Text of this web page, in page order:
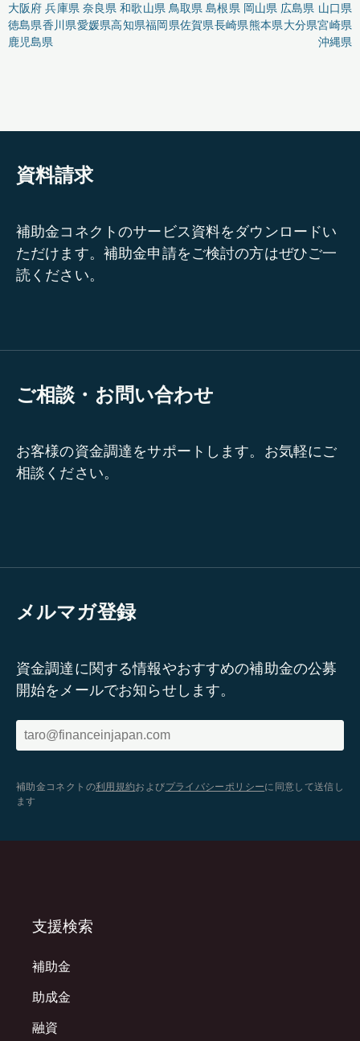
大阪府 兵庫県 奈良県 和歌山県 鳥取県 島根県 岡山県 広島県 山口県
徳島県香川県愛媛県高知県福岡県佐賀県長崎県熊本県大分県宮崎県
鹿児島県
沖縄県
資料請求
補助金コネクトのサービス資料をダウンロードい
ただけます。補助金申請をご検討の方はぜひご一
読ください。
ご相談・お問い合わせ
お客様の資金調達をサポートします。お気軽にご
相談ください。
メルマガ登録
資金調達に関する情報やおすすめの補助金の公募
開始をメールでお知らせします。
補助金コネクトの利用規約およびプライバシーポリシーに同意して送信し
ます
支援検索
補助金
助成金
融資